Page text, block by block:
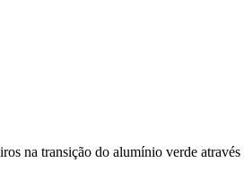
na transição do alumínio verde através